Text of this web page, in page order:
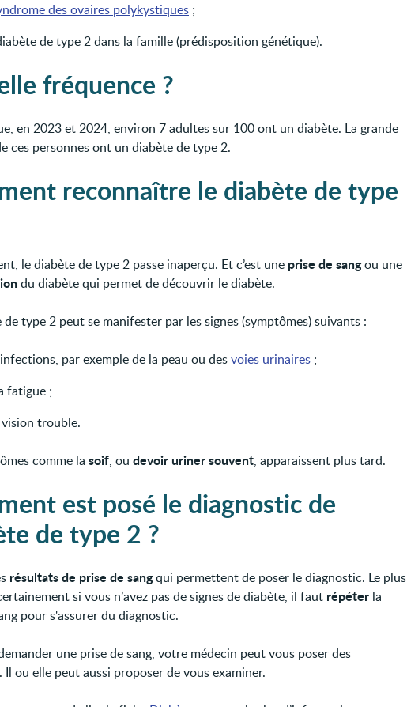
des ovaires polykystiques ;
de type 2 dans la famille (prédisposition génétique).
fréquence ?
en 2023 et 2024, environ 7 adultes sur 100 ont un diabète. La grande
ces personnes ont un diabète de type 2.
reconnaître le diabète de type
le diabète de type 2 passe inaperçu. Et c’est une prise de sangou une
du diabète qui permet de découvrir le diabète.
de type 2 peut se manifester par les signes (symptômes) suivants :
par exemple de la peau ou desvoies urinaires ;
fatigue ;
trouble.
comme la soif, ou devoir uriner souvent, apparaissent plus tard.
est posé le diagnostic de
de type 2 ?
résultats de prise de sangqui permettent de poser le diagnostic. Le plus
si vous n’avez pas de signes de diabète, il faut répéter la
pour s'assurer du diagnostic.
une prise de sang, votre médecin peut vous poser des
Il ou elle peut aussi proposer de vous examiner.